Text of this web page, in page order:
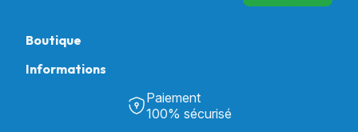
Boutique
Informations
Découvrir Univers Santé
Paiement
100% sécurisé